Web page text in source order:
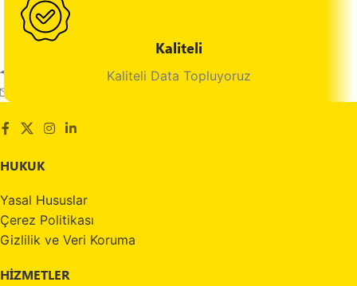
Kaliteli
Kaliteli Data Topluyoruz
Maltepe, İstanbul, Türkiye
HUKUK
Yasal Hususlar
Çerez Politikası
Gizlilik ve Veri Koruma
HİZMETLER